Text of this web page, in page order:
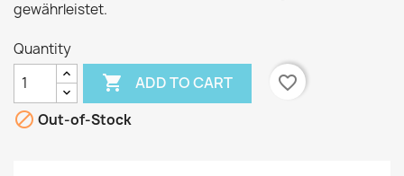
gewährleistet.
Quantity
 ADD TO CART
favorite_border
 Out-of-Stock